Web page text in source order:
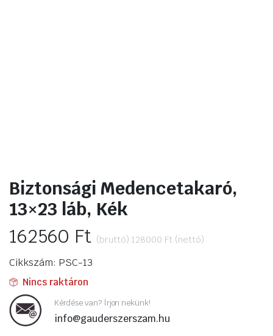
Biztonsági Medencetakaró,
13×23 láb, Kék
162560 Ft (bruttó) 128000 Ft (nettó)
Cikkszám: PSC-13
Nincs raktáron
Kérdése van? Írjon nekünk!
info@gauderszerszam.hu